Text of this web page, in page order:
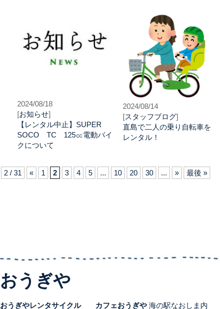
2024/08/18
[お知らせ]
【レンタル中止】SUPER
SOCO TC 125㏄電動バイ
クについて
2024/08/14
[スタッフブログ]
直島で二人の乗り自転車を
レンタル！
2 / 31 « 1 2 3 4 5 ... 10 20 30 ... » 最後 »
おうぎや
おうぎやレンタサイクル カフェおうぎや 海の駅なおしま内